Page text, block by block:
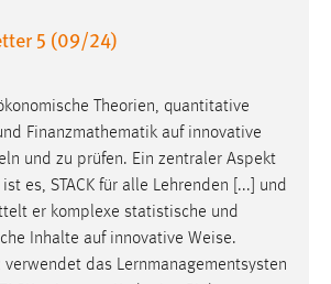
5 (09/24)
Theorien, quantitative
Finanzmathematik auf innovative
und zu prüfen. Ein zentraler Aspekt
es, STACK für alle Lehrenden [...] und
er komplexe statistische und
Inhalte auf innovative Weise.
verwendet das Lernmanagementsysten